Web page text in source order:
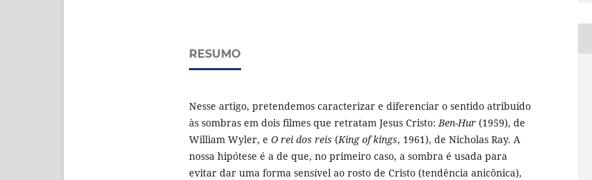
RESUMO
Nesse artigo, pretendemos caracterizar e diferenciar o sentido atribuído
às sombras em dois filmes que retratam Jesus Cristo:Ben-Hur (1959), de
William Wyler, e O rei dos reis (King of kings, 1961), de Nicholas Ray. A
nossa hipótese é a de que, no primeiro caso, a sombra é usada para
evitar dar uma forma sensível ao rosto de Cristo (tendência anicônica),